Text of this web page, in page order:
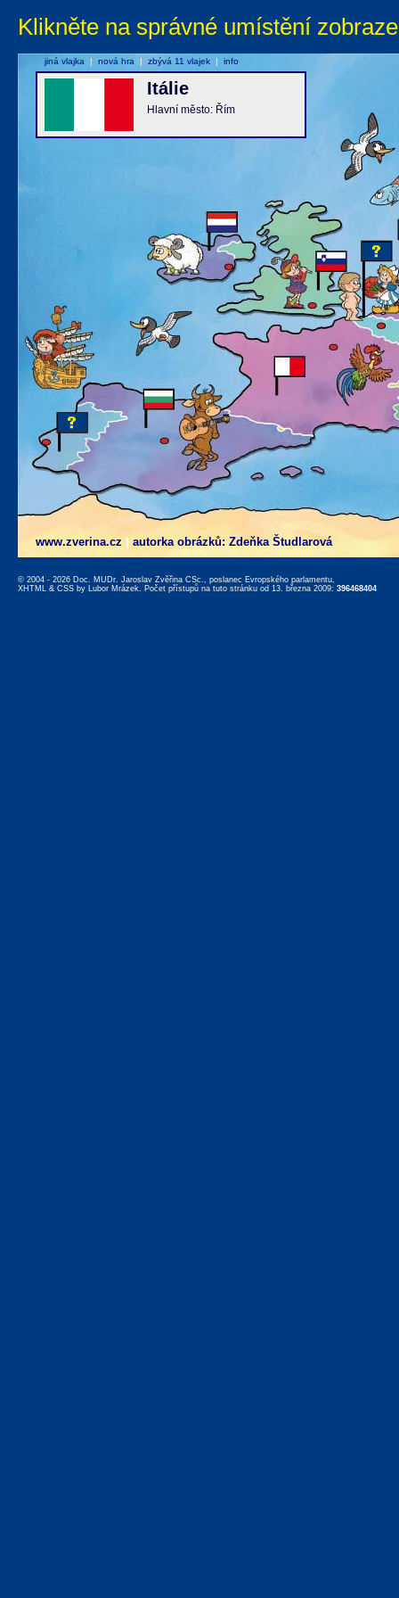
Klikněte na správné umístění
www.zverina.cz autorka obrázků: Zdeňka Študlarová
Itálie
Hlavní město: Řím
jiná vlajka | nová hra | zbývá 11 vlajek | info
© 2004 - 2026 Doc. MUDr. Jaroslav Zvěřina CSc., poslanec Evropského parlamentu,
XHTML & CSS by Lubor Mrázek. Počet přístupů na tuto stránku od 13. března 2009: 396468404